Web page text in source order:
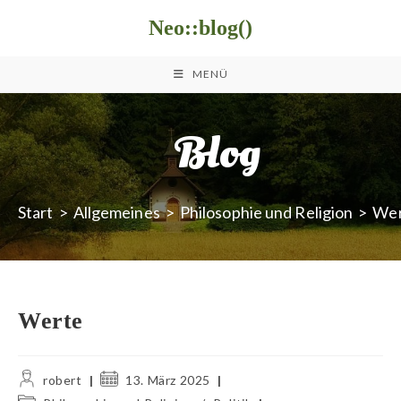
Neo::blog()
MENÜ
Blog
Start > Allgemeines > Philosophie und Religion >
Werte
Beitrags-
Autor:
robert
Beitrag13. März 2025